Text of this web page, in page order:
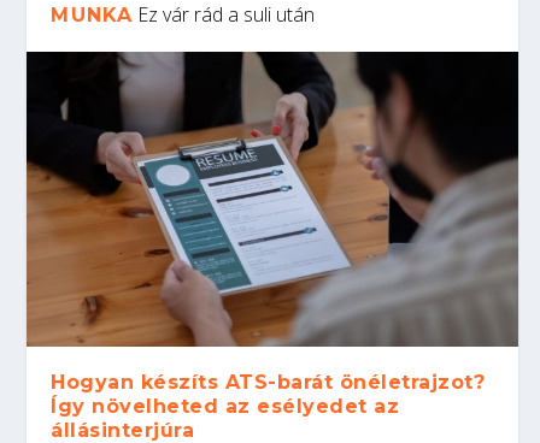
MUNKA Ez vár rád a suli után
Hogyan készíts ATS-barát önéletrajzot?
Így növelheted az esélyedet az
állásinterjúra